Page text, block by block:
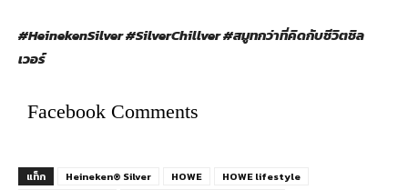
#HeinekenSilver #SilverChillver #สมูทกว่าที่คิดกับชีวิตชิล
เวอร์
Facebook Comments
แท็ก Heineken® Silver HOWE HOWE lifestyle